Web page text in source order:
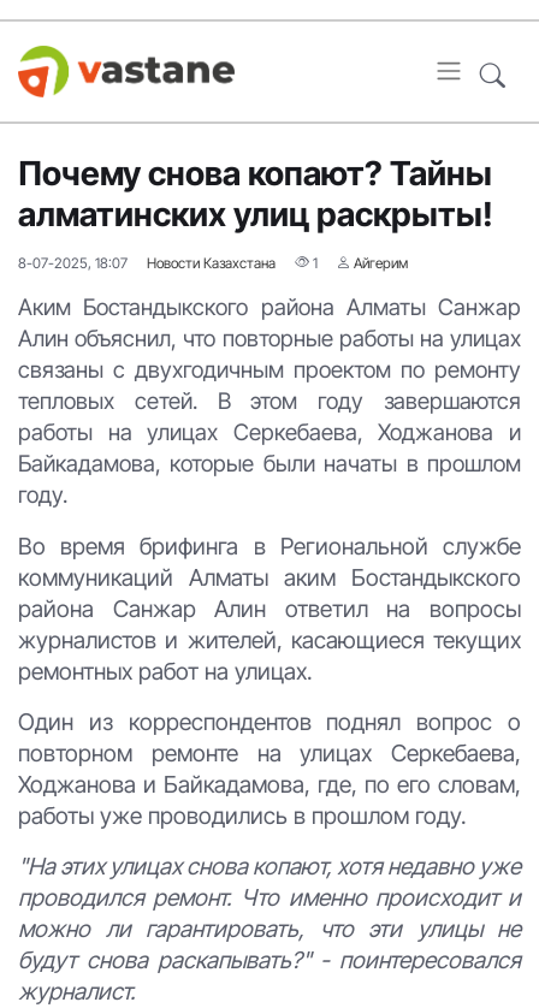
Почему снова копают? Тайны
алматинских улиц раскрыты!
8-07-2025, 18:07 Новости Казахстана 1 Айгерим
Аким Бостандыкского района Алматы Санжар
Алин объяснил, что повторные работы на улицах
связаны с двухгодичным проектом по ремонту
тепловых сетей. В этом году завершаются
работы на улицах Серкебаева, Ходжанова и
Байкадамова, которые были начаты в прошлом
году.
Во время брифинга в Региональной службе
коммуникаций Алматы аким Бостандыкского
района Санжар Алин ответил на вопросы
журналистов и жителей, касающиеся текущих
ремонтных работ на улицах.
Один из корреспондентов поднял вопрос о
повторном ремонте на улицах Серкебаева,
Ходжанова и Байкадамова, где, по его словам,
работы уже проводились в прошлом году.
"На этих улицах снова копают, хотя недавно уже
проводился ремонт. Что именно происходит и
можно ли гарантировать, что эти улицы не
будут снова раскапывать?" - поинтересовался
журналист.